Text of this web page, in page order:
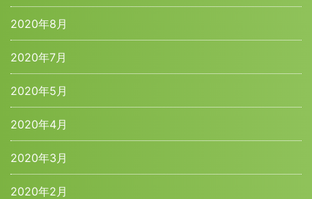
2020年8月
2020年7月
2020年5月
2020年4月
2020年3月
2020年2月